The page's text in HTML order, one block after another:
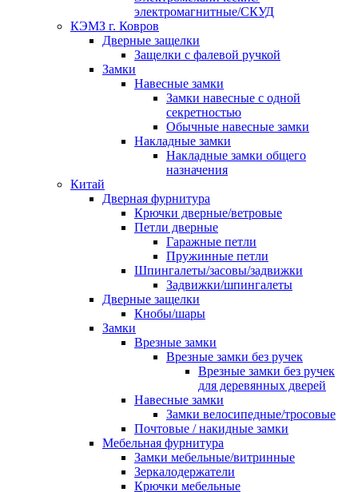
электромагнитные/СКУД
КЭМЗ г. Ковров
Дверные защелки
Защелки с фалевой ручкой
Замки
Навесные замки
Замки навесные с одной
секретностью
Обычные навесные замки
Накладные замки
Накладные замки общего
назначения
Китай
Дверная фурнитура
Крючки дверные/ветровые
Петли дверные
Гаражные петли
Пружинные петли
Шпингалеты/засовы/задвижки
Задвижки/шпингалеты
Дверные защелки
Кнобы/шары
Замки
Врезные замки
Врезные замки без ручек
Врезные замки без ручек
для деревянных дверей
Навесные замки
Замки велосипедные/тросовые
Почтовые / накидные замки
Мебельная фурнитура
Замки мебельные/витринные
Зеркалодержатели
Крючки мебельные